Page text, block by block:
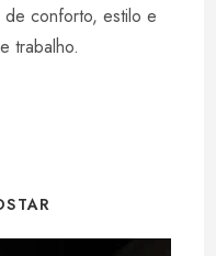
de conforto, estilo e
trabalho.